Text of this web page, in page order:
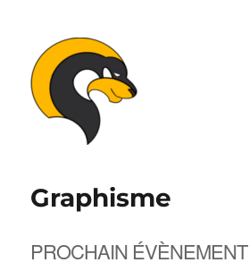
Graphisme
PROCHAIN ÉVÈNEMENT